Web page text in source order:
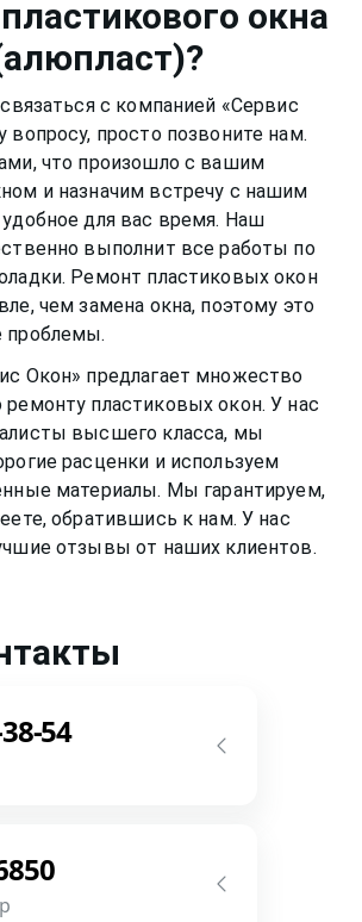
рамы или резину.
долгими тихими и теплымиокна
?
с компанией «Сервис
просто позвоните нам.
что произошло с вашим
и назначим встречу с нашим
для вас время. Наш
выполнит все работы по
Ремонт пластиковых окон
чем замена окна, поэтому это
проблемы.
Окон» предлагает множество
ремонту пластиковых окон. У нас
высшего класса, мы
расценки и используем
материалы. Мы гарантируем,
обратившись к нам. У нас
отзывы от наших клиентов.
54